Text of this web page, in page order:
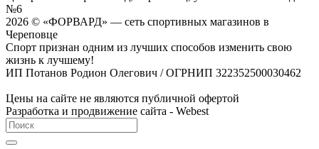
№6
2026 © «ФОРВАРД» — сеть спортивных магазинов в
Череповце
Спорт признан одним из лучших способов изменить свою
жизнь к лучшему!
ИП Потанов Родион Олегович / ОГРНИП 322352500030462
Цены на сайте не являются публичной офертой
Разработка и продвижение сайта - Webest